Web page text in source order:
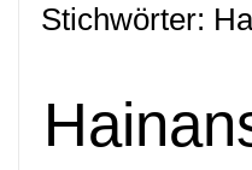
Stichwörter: